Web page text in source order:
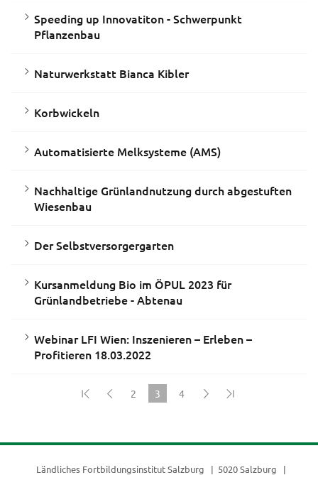
Speeding up Innovatiton - Schwerpunkt
Pflanzenbau
Naturwerkstatt Bianca Kibler
Korbwickeln
Automatisierte Melksysteme (AMS)
Nachhaltige Grünlandnutzung durch abgestuften
Wiesenbau
Der Selbstversorgergarten
Kursanmeldung Bio im ÖPUL 2023 für
Grünlandbetriebe - Abtenau
Webinar LFI Wien: Inszenieren – Erleben –
Profitieren 18.03.2022
2
3
4
Ländliches Fortbildungsinstitut Salzburg
5020 Salzburg